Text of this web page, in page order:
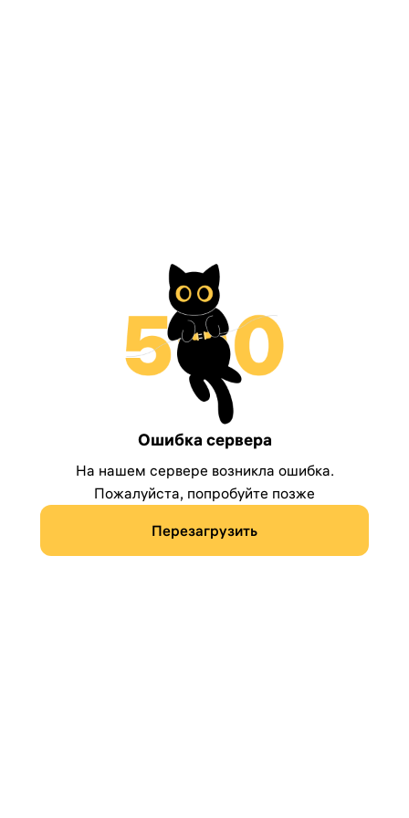
Ошибка сервера
На нашем сервере возникла ошибка.
Пожалуйста, попробуйте позже
Перезагрузить